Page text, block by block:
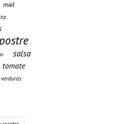
miel
postre
salsa
tomate
verduras